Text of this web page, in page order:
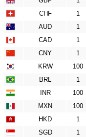
CHF
1
AUD
1
CAD
1
CNY
1
KRW
100
BRL
1
INR
100
MXN
100
HKD
1
SGD
1